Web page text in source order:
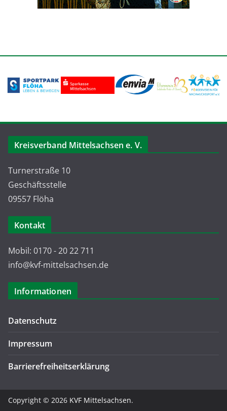
Kreisverband Mittelsachsen e. V.
Turnerstraße 10
Geschäftsstelle
09557 Flöha
Kontakt
Mobil: 0170 - 20 22 711
info@kvf-mittelsachsen.de
Informationen
Datenschutz
Impressum
Barrierefreiheitserklärung
Copyright © 2026 KVF Mittelsachsen.